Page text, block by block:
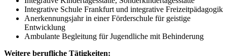
Integrative Schule Frankfurt und integrative Freizeitpädagogik
Anerkennungsjahr in einer Förderschule für geistige
Entwicklung
Ambulante Begleitung für Jugendliche mit Behinderung
Weitere berufliche Tätigkeiten: